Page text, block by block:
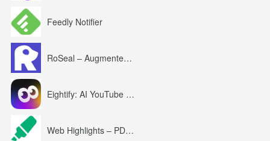
Feedly Notifier
RoSeal – Augmented Roblox Experience
Eightify: AI YouTube Summary with ChatGPT
Web Highlights – PDF & Web Highlighter